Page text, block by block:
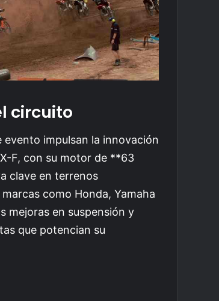
circuito
impulsan la innovación
F, con su motor de **63
clave en terrenos
como Honda, Yamaha
mejoras en suspensión y
que potencian su